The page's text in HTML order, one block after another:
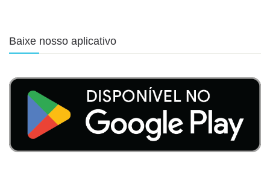
Baixe nosso aplicativo